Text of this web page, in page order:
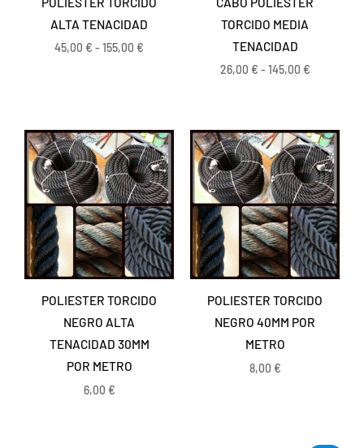
ALTA TENACIDAD
45,00 € - 155,00 €
TORCIDO MEDIA
TENACIDAD
26,00 € - 145,00 €
POLIESTER TORCIDO
NEGRO ALTA
TENACIDAD 30MM
POR METRO
6,00 €
POLIESTER TORCIDO
NEGRO 40MM POR
METRO
8,00 €